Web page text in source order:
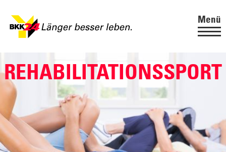
Menü
REHABILITATIONSSPORT